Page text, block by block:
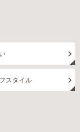
スタイル